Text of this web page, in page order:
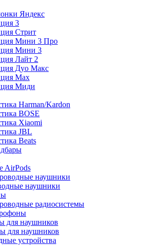
Яндекс
3
Стрит
Мини 3 Про
Мини 3
Лайт 2
Дуо Макс
Max
Миди
Harman/Kardon
BOSE
Xiaomi
JBL
Beats
AirPods
наушники
наушники
радиосистемы
для наушников
для наушников
устройства